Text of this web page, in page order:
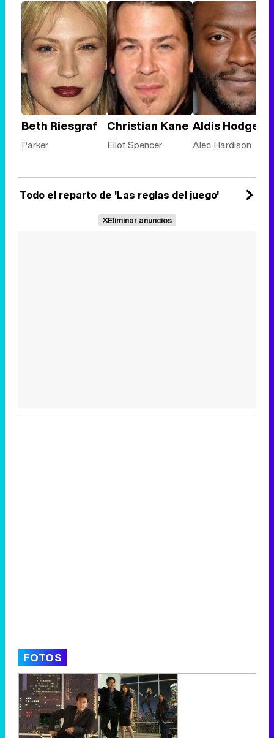
Beth Riesgraf
Parker
Christian Kane
Eliot Spencer
Aldis Hodge
Alec Hardison
Todo el reparto de 'Las reglas del juego'
Eliminar anuncios
FOTOS